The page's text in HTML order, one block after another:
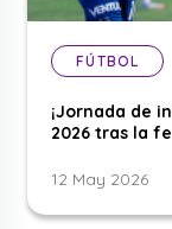
FÚTBOL
¡Jornada de
2026 tras la
12 May 2026